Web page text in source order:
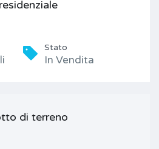
Stato
In Vendita
di terreno